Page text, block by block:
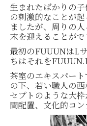
生まれたばかりの
の刺激的なことが
ましたが、周りの
末を迎えることがで
最初のFUUUNはL
ちはそれを
茶室のエキスパー
の下、若い職人の
セプトのような大
間配置、文化的コン